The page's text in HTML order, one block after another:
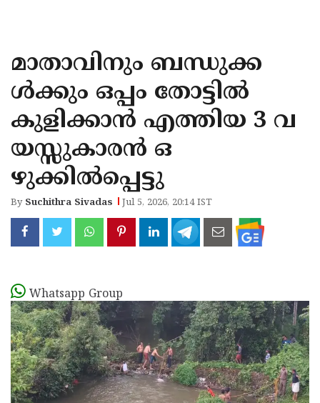
KANNUR
KASARAGOD
മാതാവിനും ബന്ധുക്ക
ള്‍ക്കും ഒപ്പം തോട്ടില്‍
കുളിക്കാന്‍ എത്തിയ 3 വ
യസ്സുകാരന്‍ ഒ
ഴുക്കില്‍പ്പെട്ടു
By Suchithra Sivadas Jul 5, 2026, 20:14 IST
Whatsapp Group